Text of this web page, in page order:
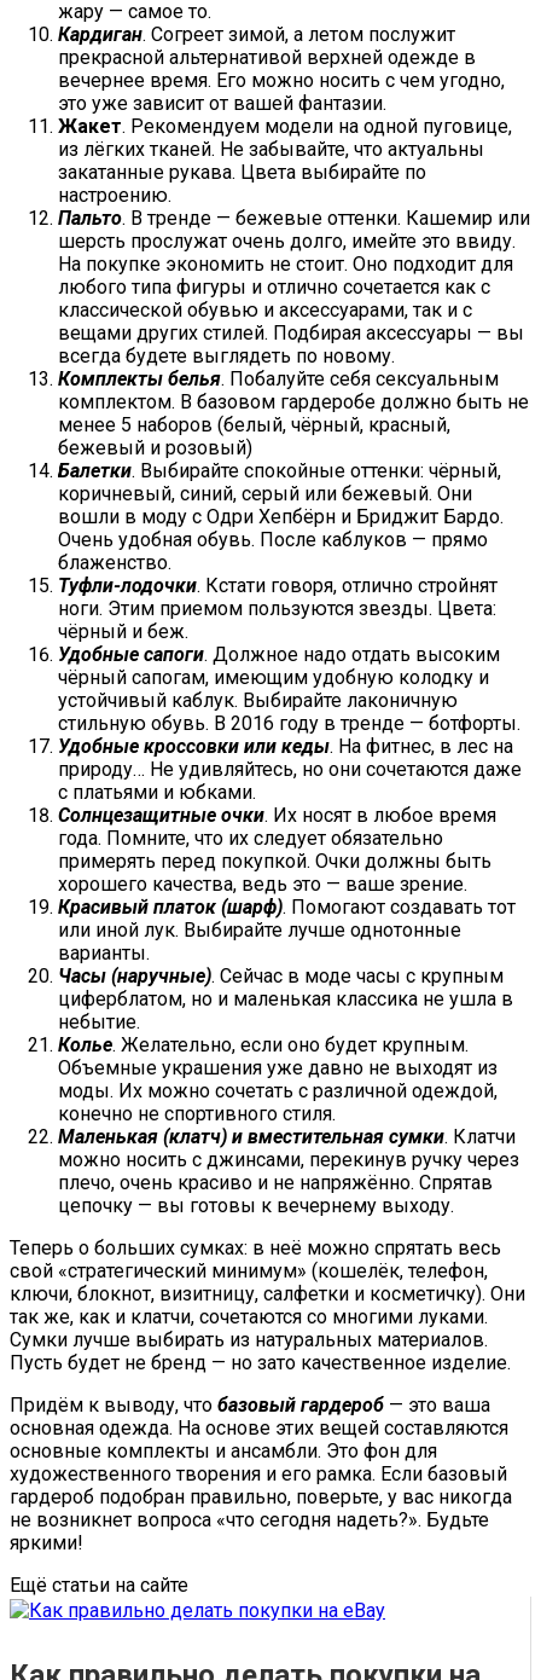
жару — самое то.
Кардиган. Согреет зимой, а летом послужит
прекрасной альтернативой верхней одежде в
вечернее время. Его можно носить с чем угодно,
это уже зависит от вашей фантазии.
Жакет. Рекомендуем модели на одной пуговице,
из лёгких тканей. Не забывайте, что актуальны
закатанные рукава. Цвета выбирайте по
настроению.
Пальто. В тренде — бежевые оттенки. Кашемир или
шерсть прослужат очень долго, имейте это ввиду.
На покупке экономить не стоит. Оно подходит для
любого типа фигуры и отлично сочетается как с
классической обувью и аксессуарами, так и с
вещами других стилей. Подбирая аксессуары — вы
всегда будете выглядеть по новому.
Комплекты белья. Побалуйте себя сексуальным
комплектом. В базовом гардеробе должно быть не
менее 5 наборов (белый, чёрный, красный,
бежевый и розовый)
Балетки. Выбирайте спокойные оттенки: чёрный,
коричневый, синий, серый или бежевый. Они
вошли в моду с Одри Хепбёрн и Бриджит Бардо.
Очень удобная обувь. После каблуков — прямо
блаженство.
Туфли-лодочки. Кстати говоря, отлично стройнят
ноги. Этим приемом пользуются звезды. Цвета:
чёрный и беж.
Удобные сапоги. Должное надо отдать высоким
чёрный сапогам, имеющим удобную колодку и
устойчивый каблук. Выбирайте лаконичную
стильную обувь. В 2016 году в тренде — ботфорты.
Удобные кроссовки или кеды. На фитнес, в лес на
природу… Не удивляйтесь, но они сочетаются даже
с платьями и юбками.
Солнцезащитные очки. Их носят в любое время
года. Помните, что их следует обязательно
примерять перед покупкой. Очки должны быть
хорошего качества, ведь это — ваше зрение.
Красивый платок (шарф). Помогают создавать тот
или иной лук. Выбирайте лучше однотонные
варианты.
Часы (наручные). Сейчас в моде часы с крупным
циферблатом, но и маленькая классика не ушла в
небытие.
Колье. Желательно, если оно будет крупным.
Объемные украшения уже давно не выходят из
моды. Их можно сочетать с различной одеждой,
конечно не спортивного стиля.
Маленькая (клатч) и вместительная сумки. Клатчи
можно носить с джинсами, перекинув ручку через
плечо, очень красиво и не напряжённо. Спрятав
цепочку — вы готовы к вечернему выходу.
Теперь о больших сумках: в неё можно спрятать весь
свой «стратегический минимум» (кошелёк, телефон,
ключи, блокнот, визитницу, салфетки и косметичку). Они
так же, как и клатчи, сочетаются со многими луками.
Сумки лучше выбирать из натуральных материалов.
Пусть будет не бренд — но зато качественное изделие.
Придём к выводу, что базовый гардероб — это ваша
основная одежда. На основе этих вещей составляются
основные комплекты и ансамбли. Это фон для
художественного творения и его рамка. Если базовый
гардероб подобран правильно, поверьте, у вас никогда
не возникнет вопроса «что сегодня надеть?». Будьте
яркими!
Ещё статьи на сайте